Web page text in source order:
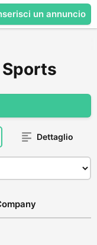
un annuncio
Dettaglio